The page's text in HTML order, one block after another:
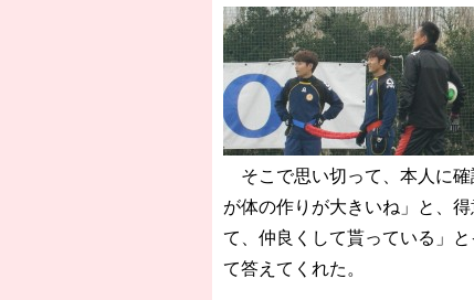
そこで思い切って、本人に確
が体の作りが大きいね」と、
て、仲良くして貰っている」
て答えてくれた。